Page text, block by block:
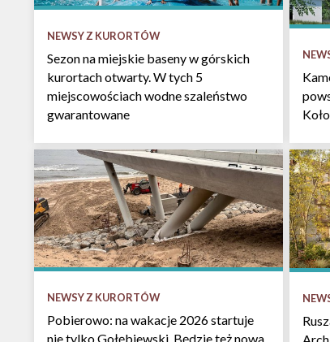
NEWSY Z KURORTÓW
Sezon na miejskie baseny w górskich
kurortach otwarty. W tych 5
miejscowościach wodne szaleństwo
gwarantowane
NEWSY Z KURORTÓW
Pobierowo: na wakacje 2026 startuje
nie tylko Gołębiewski. Będzie też nowa